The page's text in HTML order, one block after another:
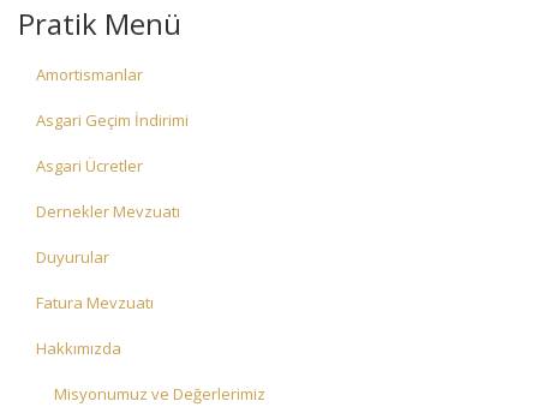
Pratik Menü
Amortismanlar
Asgari Geçim İndirimi
Asgari Ücretler
Dernekler Mevzuatı
Duyurular
Fatura Mevzuatı
Hakkımızda
Misyonumuz ve Değerlerimiz